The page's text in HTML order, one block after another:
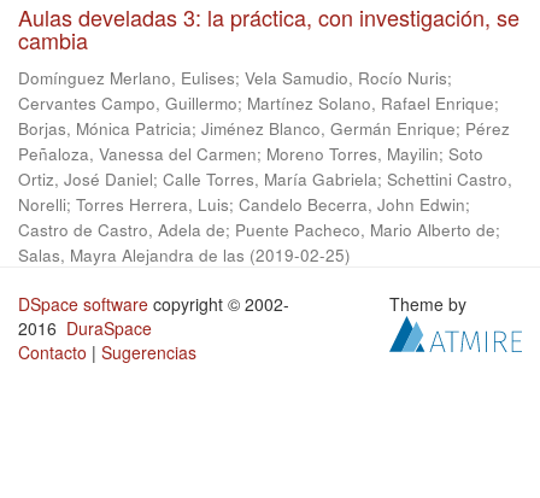
Aulas develadas 3: la práctica, con investigación, se
cambia
Domínguez Merlano, Eulises; Vela Samudio, Rocío Nuris;
Cervantes Campo, Guillermo; Martínez Solano, Rafael Enrique;
Borjas, Mónica Patricia; Jiménez Blanco, Germán Enrique; Pérez
Peñaloza, Vanessa del Carmen; Moreno Torres, Mayilin; Soto
Ortiz, José Daniel; Calle Torres, María Gabriela; Schettini Castro,
Norelli; Torres Herrera, Luis; Candelo Becerra, John Edwin;
Castro de Castro, Adela de; Puente Pacheco, Mario Alberto de;
Salas, Mayra Alejandra de las (2019-02-25)
DSpace software copyright © 2002-
2016 DuraSpace
Contacto | Sugerencias
Theme by